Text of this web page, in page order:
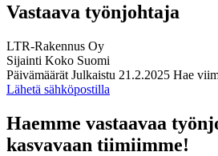
Vastaava työnjohtaja
LTR-Rakennus Oy
Sijainti Koko Suomi
Päivämäärät Julkaistu 21.2.2025 Hae
Lähetä sähköpostilla
Haemme vastaavaa
kasvavaan tiimiimme!